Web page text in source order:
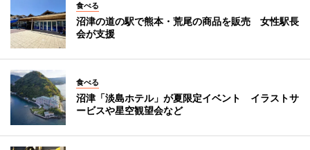
食べる
沼津の道の駅で熊本・荒尾の商品を販売 女性駅長
会が支援
食べる
沼津「淡島ホテル」が夏限定イベント イラストサ
ービスや星空観望会など